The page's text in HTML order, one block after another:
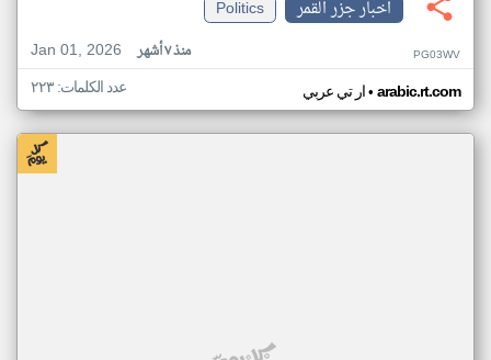
اخبار جزر القمر
Politics
Jan 01, 2026
منذ ٧ أشهر PG03WV
ار تي عربي• arabic.rt.com عدد الكلمات: ٢٢٣